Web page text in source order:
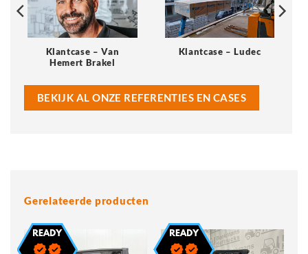
Klantcase – Van
Hemert Brakel
Klantcase – Ludec
BEKIJK AL ONZE REFERENTIES EN CASES
Gerelateerde producten